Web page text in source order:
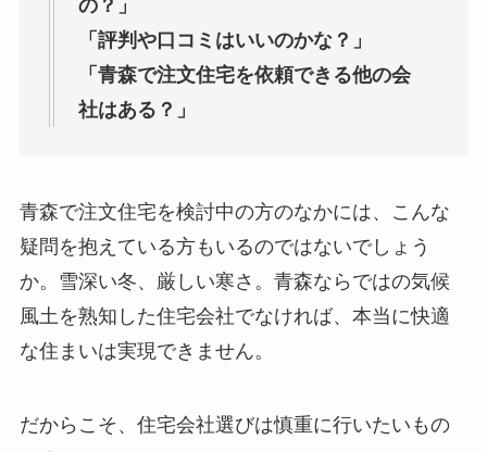
の？」
「評判や口コミはいいのかな？」
「青森で注文住宅を依頼できる他の会
社はある？」
青森で注文住宅を検討中の方のなかには、こんな
疑問を抱えている方もいるのではないでしょう
か。雪深い冬、厳しい寒さ。青森ならではの気候
風土を熟知した住宅会社でなければ、本当に快適
な住まいは実現できません。
だからこそ、住宅会社選びは慎重に行いたいもの